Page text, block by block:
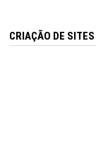
CRIAÇÃO DE SITES